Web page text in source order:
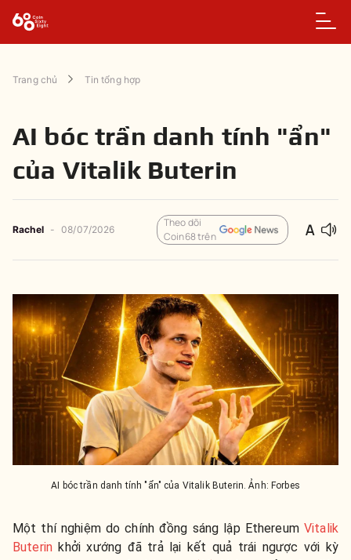
Trang chủ Tin tổng hợp
AI bóc trần danh tính "ẩn"
của Vitalik Buterin
Rachel - 08/07/2026
Theo dõi
Coin68 trên
AI bóc trần danh tính "ẩn" của Vitalik Buterin. Ảnh: Forbes
Một thí nghiệm do chính đồng sáng lập Ethereum Vitalik
Buterin khởi xướng đã trả lại kết quả trái ngược với kỳ